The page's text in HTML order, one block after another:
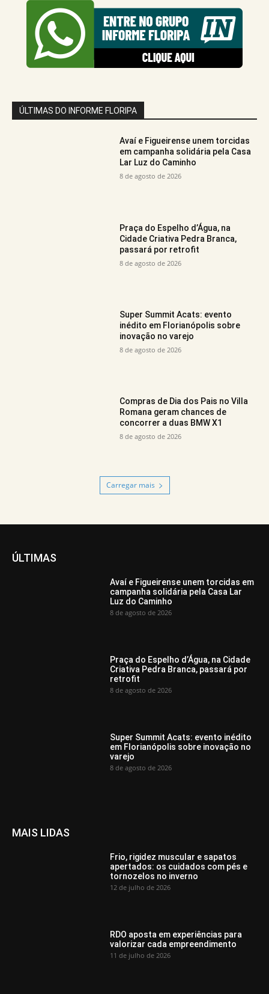
ÚLTIMAS DO INFORME FLORIPA
Avaí e Figueirense unem torcidas
em campanha solidária pela Casa
Lar Luz do Caminho
8 de agosto de 2026
Praça do Espelho d’Água, na
Cidade Criativa Pedra Branca,
passará por retrofit
8 de agosto de 2026
Super Summit Acats: evento
inédito em Florianópolis sobre
inovação no varejo
8 de agosto de 2026
Compras de Dia dos Pais no Villa
Romana geram chances de
concorrer a duas BMW X1
8 de agosto de 2026
Carregar mais
ÚLTIMAS
Avaí e Figueirense unem torcidas em
campanha solidária pela Casa Lar
Luz do Caminho
8 de agosto de 2026
Praça do Espelho d’Água, na Cidade
Criativa Pedra Branca, passará por
retrofit
8 de agosto de 2026
Super Summit Acats: evento inédito
em Florianópolis sobre inovação no
varejo
8 de agosto de 2026
MAIS LIDAS
Frio, rigidez muscular e sapatos
apertados: os cuidados com pés e
tornozelos no inverno
12 de julho de 2026
RDO aposta em experiências para
valorizar cada empreendimento
11 de julho de 2026